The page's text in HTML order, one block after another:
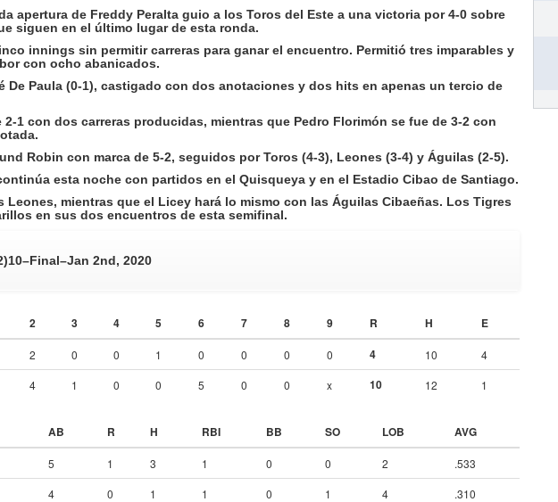
apertura de Freddy Peralta guio a los Toros del Este a una victoria por 4-0 sobre
siguen en el último lugar de esta ronda.
innings sin permitir carreras para ganar el encuentro. Permitió tres imparables y
con ocho abanicados.
De Paula (0-1), castigado con dos anotaciones y dos hits en apenas un tercio de
1 con dos carreras producidas, mientras que Pedro Florimón se fue de 3-2 con
Robin con marca de 5-2, seguidos por Toros (4-3), Leones (3-4) y Águilas (2-5).
esta noche con partidos en el Quisqueya y en el Estadio Cibao de Santiago.
Leones, mientras que el Licey hará lo mismo con las Águilas Cibaeñas. Los Tigres
en sus dos encuentros de esta semifinal.
10–Final–Jan 2nd, 2020
2 3 4 5 6 7 8 9 R H
E
2 0 0 1 0 0 0 0 4 10 4
4 1 0 0 5 0 0 x 10 12 1
AB R H RBI BB SO LOB AVG
5 1 3 1 0 0 2
.533
4 0 1 1 0 1 4
.310